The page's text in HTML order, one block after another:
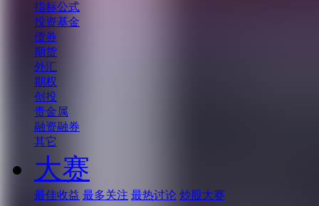
指标公式
投资基金
债券
期货
外汇
期权
创投
贵金属
融资融券
其它
大赛
最佳收益 最多关注 最热讨论 炒股大赛